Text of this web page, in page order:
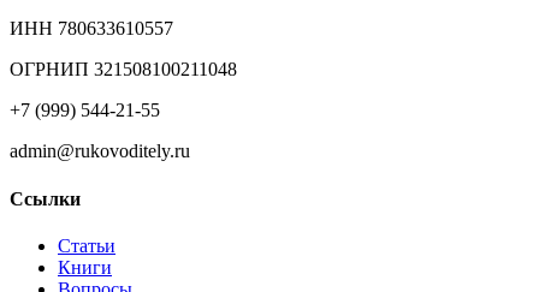
ИНН 780633610557
ОГРНИП 321508100211048
+7 (999) 544-21-55
admin@rukovoditely.ru
Ссылки
Статьи
Книги